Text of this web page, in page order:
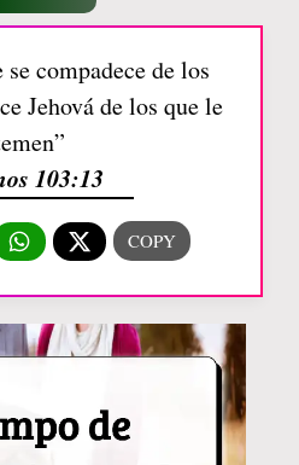
compadece de los
Jehová de los que le
103:13